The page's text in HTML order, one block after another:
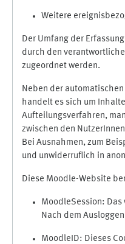
Weitere
Der Umfang der
durch den
zugeordnet werden.
Neben der
handelt es sich um
Aufteilungsverfahren,
zwischen den
Bei Ausnahmen, zum
und unwiderruflich in
Diese Moodle-Website
MoodleSession:
Nach dem
MoodleID: Dieses